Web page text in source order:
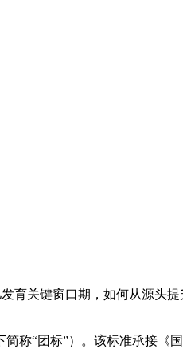
育关键窗口期，如何从源头
“团标”）。该标准承接《国